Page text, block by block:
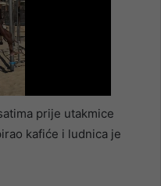
prije utakmice
kafiće i ludnica je